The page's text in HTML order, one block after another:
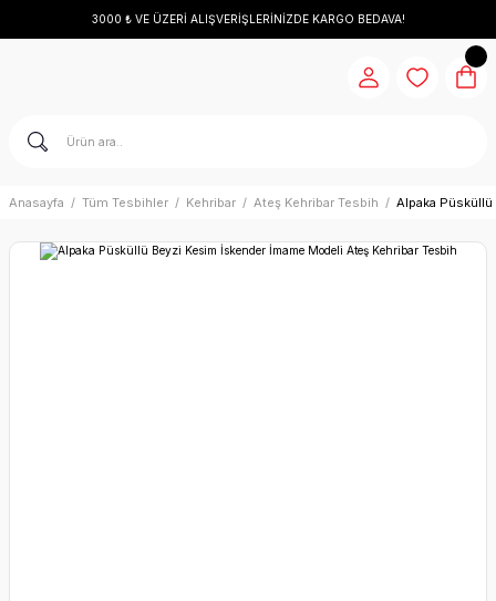
3000 ₺ VE ÜZERİ ALIŞVERİŞLERİNİZDE KARGO BEDAVA!
Anasayfa Tüm Tesbihler Kehribar Ateş Kehribar Tesbih Alpaka